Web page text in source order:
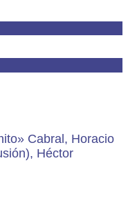
Cabral, Horacio
Héctor